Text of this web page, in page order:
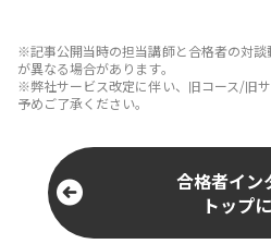
※記事公開当時の担当講師と合格者の対
が異なる場合があります。
※弊社サービス改定に伴い、旧コース/旧サ
予めご了承ください。
合格者イン
トップ